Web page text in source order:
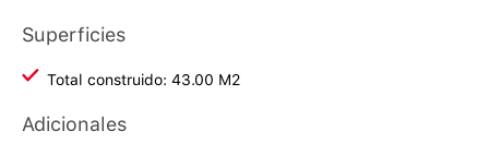
Superficies
Total construido: 43.00 M2
Adicionales